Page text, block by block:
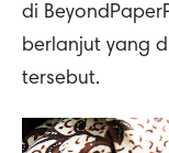
di
berlanjut yang
tersebut.